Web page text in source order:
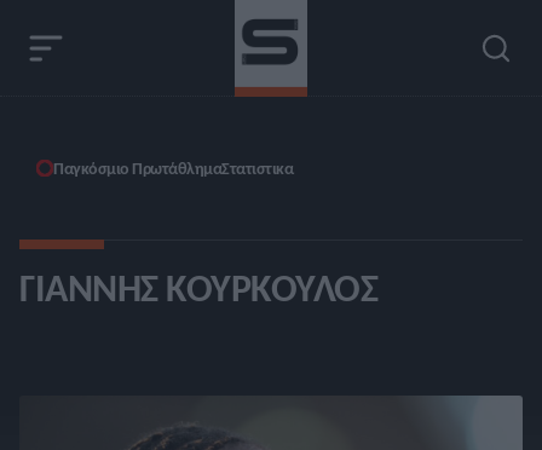
Παγκόσμιο ΠρωτάθλημαΣτατιστικα
ΓΙΆΝΝΗΣ ΚΟΎΡΚΟΥΛΟΣ